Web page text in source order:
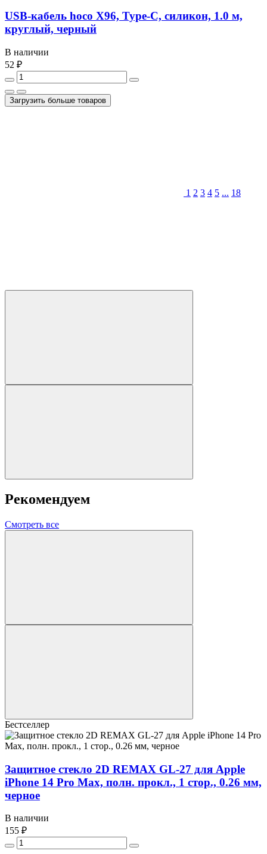
USB-кабель hoco X96, Type-C, силикон, 1.0 м,
круглый, черный
В наличии
52 ₽
Загрузить больше товаров
1 2 3 4 5 ... 18
Рекомендуем
Смотреть все
Бестселлер
Защитное стекло 2D REMAX GL-27 для Apple
iPhone 14 Pro Max, полн. прокл., 1 стор., 0.26 мм,
черное
В наличии
155 ₽